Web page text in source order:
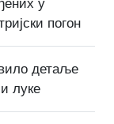
у
погон
детаље
луке